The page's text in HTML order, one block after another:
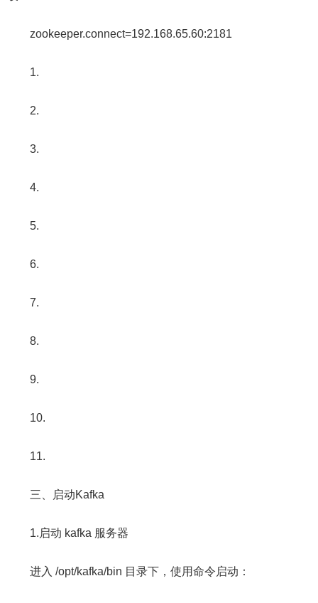
zookeeper.connect=192.168.65.60:2181
1.
2.
3.
4.
5.
6.
7.
8.
9.
10.
11.
三、启动Kafka
1.启动 kafka 服务器
进入 /opt/kafka/bin 目录下，使用命令启动：